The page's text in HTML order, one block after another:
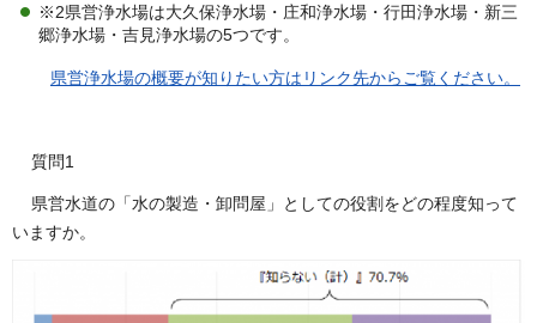
※2県営浄水場は大久保浄水場・庄和浄水場・行田浄水場・新三
郷浄水場・吉見浄水場の5つです。
県営浄水場の概要が知りたい方はリンク先からご覧ください。
質問1
県営水道の「水の製造・卸問屋」としての役割をどの程度知って
いますか。